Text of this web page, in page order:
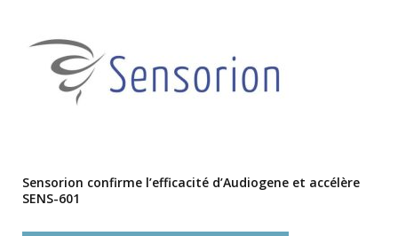
Sensorion confirme l’efficacité d’Audiogene et accélère
SENS-601